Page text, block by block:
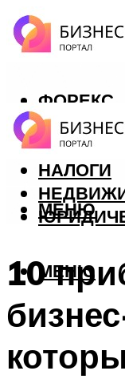
ФОРЕКС
БИЗНЕС
КРЕДИТЫ
НАЛОГИ
МЕНЮ
МЕНЮ
10